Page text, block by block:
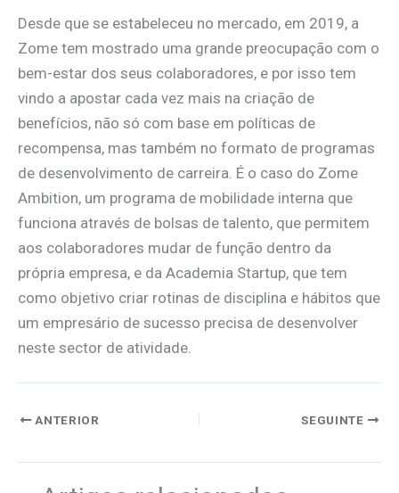
Desde que se estabeleceu no mercado, em 2019, a
Zome tem mostrado uma grande preocupação com o
bem-estar dos seus colaboradores, e por isso tem
vindo a apostar cada vez mais na criação de
benefícios, não só com base em políticas de
recompensa, mas também no formato de programas
de desenvolvimento de carreira. É o caso do Zome
Ambition, um programa de mobilidade interna que
funciona através de bolsas de talento, que permitem
aos colaboradores mudar de função dentro da
própria empresa, e da Academia Startup, que tem
como objetivo criar rotinas de disciplina e hábitos que
um empresário de sucesso precisa de desenvolver
neste sector de atividade.
ANTERIOR SEGUINTE